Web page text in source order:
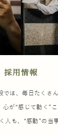
採用情報
では、毎日たくさ
心が“感じて動く”
人も、“感動”の当